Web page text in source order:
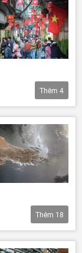
Thêm 4
Thêm 18